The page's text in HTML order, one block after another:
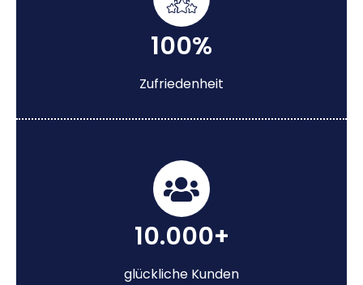
100%
Zufriedenheit
10.000+
glückliche Kunden